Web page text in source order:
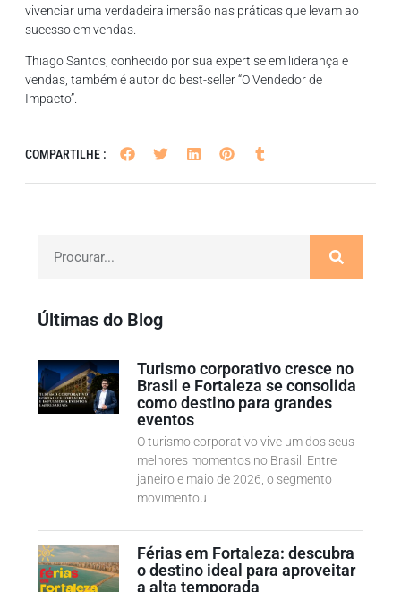
vivenciar uma verdadeira imersão nas práticas que levam ao
sucesso em vendas.
Thiago Santos, conhecido por sua expertise em liderança e
vendas, também é autor do best-seller “O Vendedor de
Impacto”.
COMPARTILHE :
Últimas do Blog
Turismo corporativo cresce no
Brasil e Fortaleza se consolida
como destino para grandes
eventos
O turismo corporativo vive um dos seus
melhores momentos no Brasil. Entre
janeiro e maio de 2026, o segmento
movimentou
Férias em Fortaleza: descubra
o destino ideal para aproveitar
a alta temporada